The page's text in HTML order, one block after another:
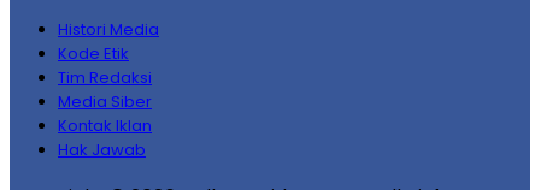
Histori Media
Kode Etik
Tim Redaksi
Media Siber
Kontak Iklan
Hak Jawab